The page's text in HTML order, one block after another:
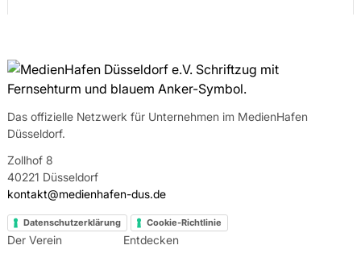
Das offizielle Netzwerk für Unternehmen im MedienHafen
Düsseldorf.
Zollhof 8
40221 Düsseldorf
kontakt@medienhafen-dus.de
Datenschutzerklärung Cookie-Richtlinie
Der Verein Entdecken